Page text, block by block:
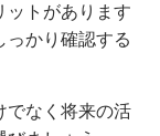
ットがあります
っかり確認する
でなく将来の活